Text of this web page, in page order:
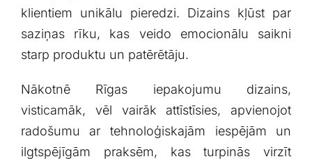
klientiem unikālu pieredzi. Dizains kļūst par
saziņas rīku, kas veido emocionālu saikni
⁤starp produktu⁢ un patērētāju.
Nākotnē‌ Rīgas iepakojumu dizains,
visticamāk, vēl vairāk attīstīsies, ⁢apvienojot
radošumu ar tehnoloģiskajām iespējām un
ilgtspējīgām praksēm, kas turpinās⁤ virzīt